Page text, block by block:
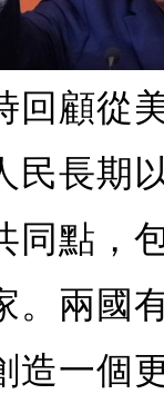
回顧從
民長期
同點，
。兩國
造一個